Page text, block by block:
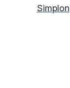
Simplon